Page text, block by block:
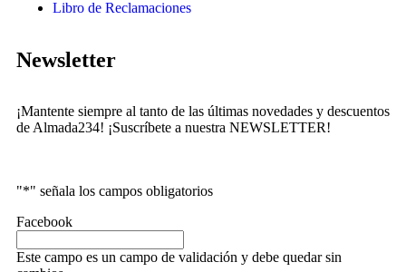
Libro de Reclamaciones
Newsletter
¡Mantente siempre al tanto de las últimas novedades y descuentos
de Almada234! ¡Suscríbete a nuestra NEWSLETTER!
"*" señala los campos obligatorios
Facebook
Este campo es un campo de validación y debe quedar sin